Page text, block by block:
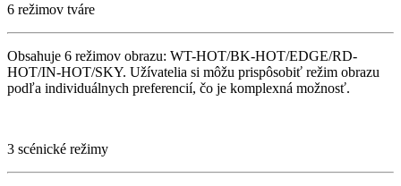
6 režimov tváre
Obsahuje 6 režimov obrazu: WT-HOT/BK-HOT/EDGE/RD-
HOT/IN-HOT/SKY. Užívatelia si môžu prispôsobiť režim obrazu
podľa individuálnych preferencií, čo je komplexná možnosť.
3 scénické režimy